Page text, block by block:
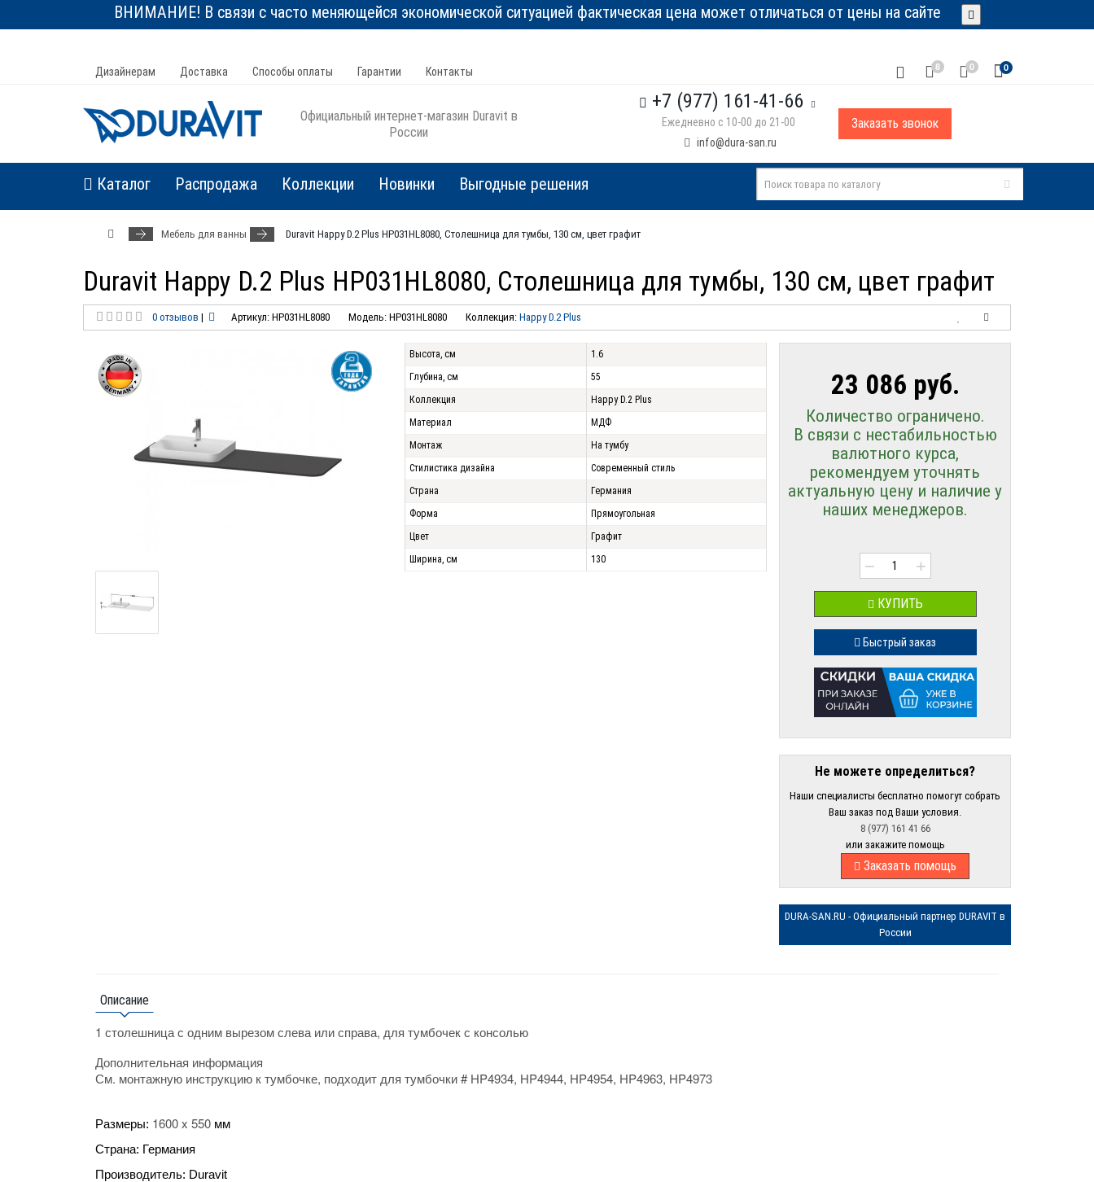
ВНИМАНИЕ! В связи с часто меняющейся экономической ситуацией фактическая цена может отличаться от цены на сайте
Дизайнерам Доставка Способы оплаты Гарантии Контакты 8 0 0
Официальный интернет-магазин Duravit в
России
+7 (977) 161-41-66
Ежедневно с 10-00 до 21-00
info@dura-san.ru
Заказать звонок
Каталог Распродажа Коллекции Новинки Выгодные решения
Мебель для ванны Duravit Happy D.2 Plus HP031HL8080, Столешница для тумбы, 130 см, цвет графит
Duravit Happy D.2 Plus HP031HL8080, Столешница для тумбы, 130 см, цвет графит
0 отзывов | Артикул: HP031HL8080 Модель: HP031HL8080 Коллекция: Happy D.2 Plus
Высота, см
1.6
Глубина, см
55
Коллекция
Happy D.2 Plus
Материал
МДФ
Монтаж
На тумбу
Стилистика дизайна
Современный стиль
Страна
Германия
Форма
Прямоугольная
Цвет
Графит
Ширина, см
130
23 086 руб.
Количество ограничено.
В связи с нестабильностью
валютного курса,
рекомендуем уточнять
актуальную цену и наличие у
наших менеджеров.
− +
КУПИТЬ
Быстрый заказ
Не можете определиться?
Наши специалисты бесплатно помогут собрать
Ваш заказ под Ваши условия.
8 (977) 161 41 66
или закажите помощь
Заказать помощь
DURA-SAN.RU - Официальный партнер DURAVIT в
России
Описание
1 столешница с одним вырезом слева или справа, для тумбочек с консолью
Дополнительная информация
См. монтажную инструкцию к тумбочке, подходит для тумбочки # HP4934, HP4944, HP4954, HP4963, HP4973
Размеры: 1600 x 550 мм
Страна: Германия
Производитель: Duravit